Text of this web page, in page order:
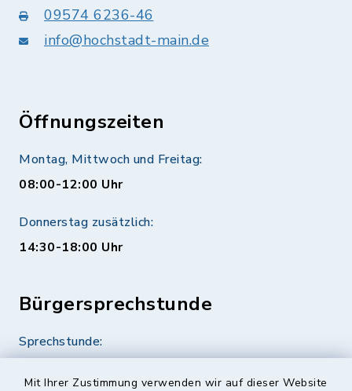
Mit Ihrer Zustimmung verwenden wir auf dieser Website
09574 6236-46
info@hochstadt-main.de
Öffnungszeiten
Montag, Mittwoch und Freitag:
08:00-12:00 Uhr
Donnerstag zusätzlich:
14:30-18:00 Uhr
Bürgersprechstunde
Sprechstunde: